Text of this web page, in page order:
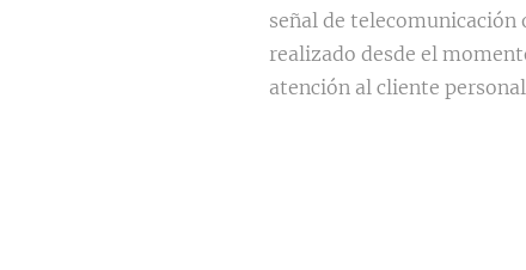
señal de
realizado desde el
atención al cliente